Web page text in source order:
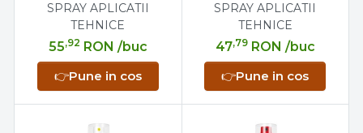
400 ml, uscare rapida,
SPRAY APLICATII
TEHNICE
55,92 RON /buc
👉Pune in cos
inalte, -35°C la 170°C,
anticoroziv
SPRAY APLICATII
TEHNICE
47,79 RON /buc
👉Pune in cos